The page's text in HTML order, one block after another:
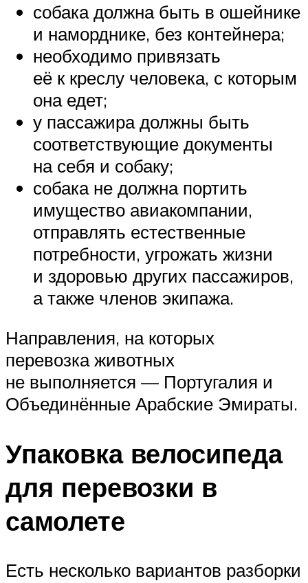
собака должна быть в ошейнике
и наморднике, без контейнера;
необходимо привязать
её к креслу человека, с которым
она едет;
у пассажира должны быть
соответствующие документы
на себя и собаку;
собака не должна портить
имущество авиакомпании,
отправлять естественные
потребности, угрожать жизни
и здоровью других пассажиров,
а также членов экипажа.
Направления, на которых
перевозка животных
не выполняется — Португалия и
Объединённые Арабские Эмираты.
Упаковка велосипеда
для перевозки в
самолете
Есть несколько вариантов разборки